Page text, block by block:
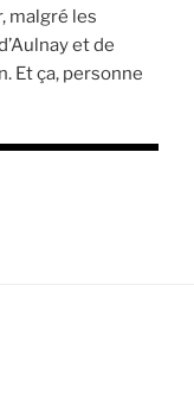
malgré les
et de
Et ça, personne